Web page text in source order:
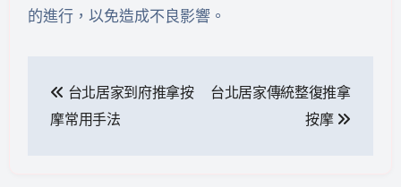
的進行，以免造成不良影響。
章
台北居家到府推拿按
摩常用手法
台北居家傳統整復推拿
按摩